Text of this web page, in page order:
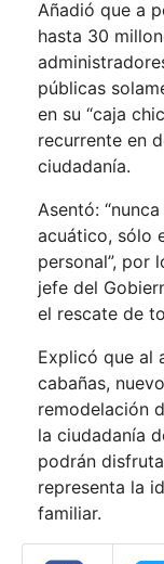
Añadió que a
hasta 30
públicas
en su “caja
recurrente en
ciudadanía.
Asentó:
acuático, sólo
personal”, por
jefe del
el rescate de
Explicó que al
cabañas,
remodelación
la ciudadanía
podrán
representa la
familiar.